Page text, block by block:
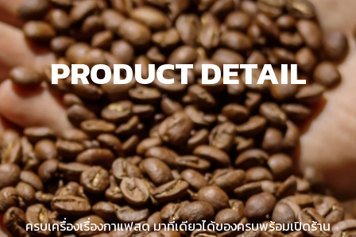
PRODUCT DETAIL
ครบเครื่องเรื่องกาแฟสด มาที่เดียวได้ของครบพร้อมเปิดร้าน